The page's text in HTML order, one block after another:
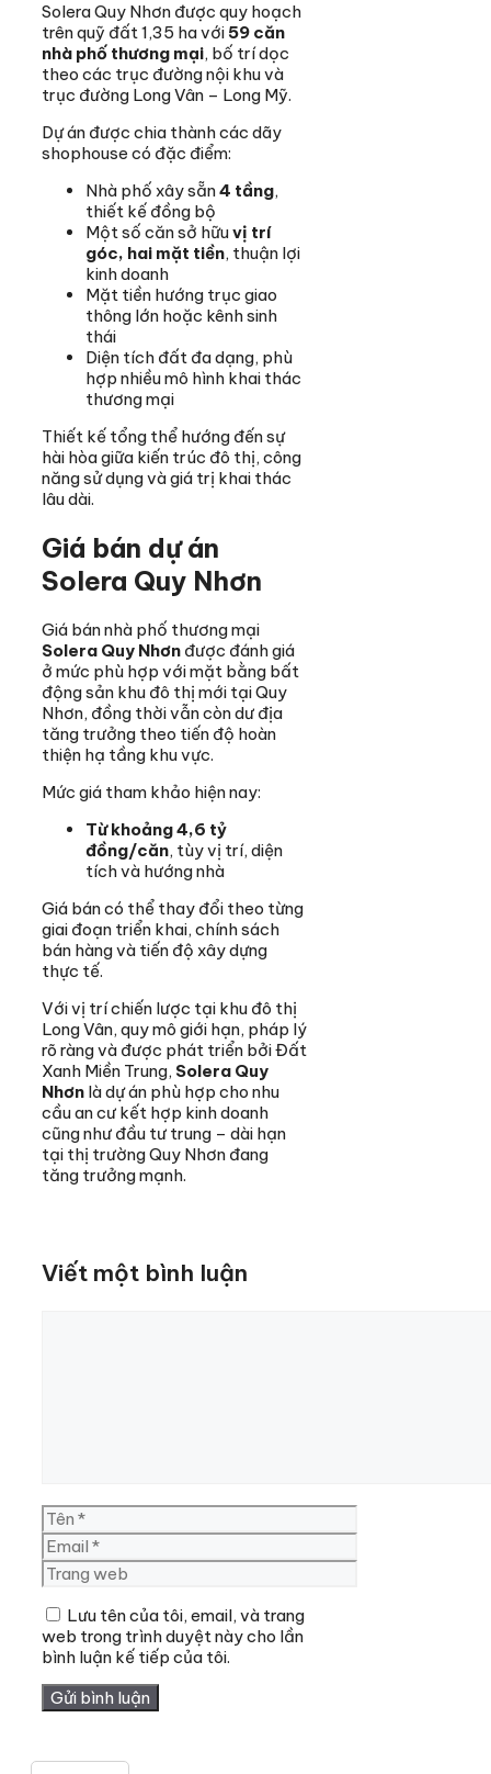
Solera Quy Nhơn được quy hoạch
trên quỹ đất 1,35 ha với 59 căn
nhà phố thương mại, bố trí dọc
theo các trục đường nội khu và
trục đường Long Vân – Long Mỹ.
Dự án được chia thành các dãy
shophouse có đặc điểm:
Nhà phố xây sẵn4 tầng,
thiết kế đồng bộ
Một số căn sở hữuvị trí
góc, hai mặt tiền, thuận lợi
kinh doanh
Mặt tiền hướng trục giao
thông lớn hoặc kênh sinh
thái
Diện tích đất đa dạng, phù
hợp nhiều mô hình khai thác
thương mại
Thiết kế tổng thể hướng đến sự
hài hòa giữa kiến trúc đô thị, công
năng sử dụng và giá trị khai thác
lâu dài.
Giá bán dự án
Solera Quy Nhơn
Giá bán nhà phố thương mại
Solera Quy Nhơn được đánh giá
ở mức phù hợp với mặt bằng bất
động sản khu đô thị mới tại Quy
Nhơn, đồng thời vẫn còn dư địa
tăng trưởng theo tiến độ hoàn
thiện hạ tầng khu vực.
Mức giá tham khảo hiện nay:
Từ khoảng 4,6 tỷ
đồng/căn, tùy vị trí, diện
tích và hướng nhà
Giá bán có thể thay đổi theo từng
giai đoạn triển khai, chính sách
bán hàng và tiến độ xây dựng
thực tế.
Với vị trí chiến lược tại khu đô thị
Long Vân, quy mô giới hạn, pháp lý
rõ ràng và được phát triển bởi Đất
Xanh Miền Trung, Solera Quy
Nhơn là dự án phù hợp cho nhu
cầu an cư kết hợp kinh doanh
cũng như đầu tư trung – dài hạn
tại thị trường Quy Nhơn đang
tăng trưởng mạnh.
Viết một bình luận
Tên
Email
Trang
web
Lưu tên của tôi, email, và trang
web trong trình duyệt này cho lần
bình luận kế tiếp của tôi.